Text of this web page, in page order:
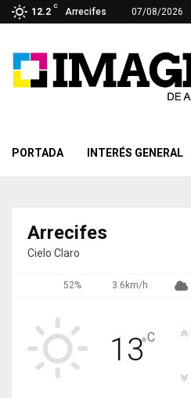
12.2
C
Arrecifes 07/08/2026
PORTADA INTERÉS GENERAL
Arrecifes
Cielo Claro
52% 3.6km/h
13°C